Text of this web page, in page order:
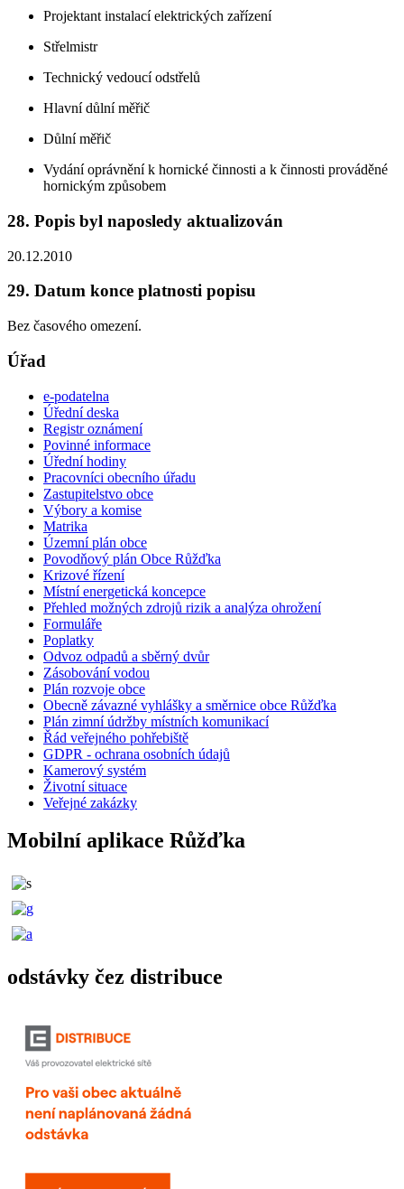
Projektant instalací elektrických zařízení
Střelmistr
Technický vedoucí odstřelů
Hlavní důlní měřič
Důlní měřič
Vydání oprávnění k hornické činnosti a k činnosti prováděné
hornickým způsobem
28. Popis byl naposledy aktualizován
20.12.2010
29. Datum konce platnosti popisu
Bez časového omezení.
Úřad
e-podatelna
Úřední deska
Registr oznámení
Povinné informace
Úřední hodiny
Pracovníci obecního úřadu
Zastupitelstvo obce
Výbory a komise
Matrika
Územní plán obce
Povodňový plán Obce Růžďka
Krizové řízení
Místní energetická koncepce
Přehled možných zdrojů rizik a analýza ohrožení
Formuláře
Poplatky
Odvoz odpadů a sběrný dvůr
Zásobování vodou
Plán rozvoje obce
Obecně závazné vyhlášky a směrnice obce Růžďka
Plán zimní údržby místních komunikací
Řád veřejného pohřebiště
GDPR - ochrana osobních údajů
Kamerový systém
Životní situace
Veřejné zakázky
Mobilní aplikace Růžďka
odstávky čez distribuce